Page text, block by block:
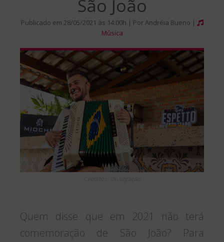
São João
Publicado em 28/05/2021 às 14:00h | Por Andréia Bueno |
Música
Quem disse que em 2021 não terá
comemoração de São João? Para